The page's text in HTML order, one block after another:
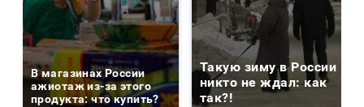
В магазинах России
ажиотаж из-за этого
продукта: что купить?
Такую зиму в России
никто не ждал: как
так?!